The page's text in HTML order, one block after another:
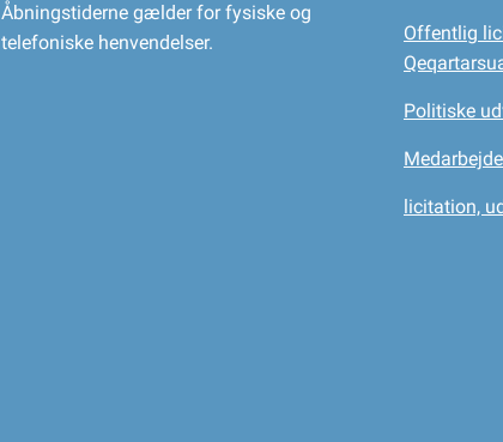
Åbningstiderne gælder for fysiske og
telefoniske henvendelser.
Offentlig
Politiske
licitation,